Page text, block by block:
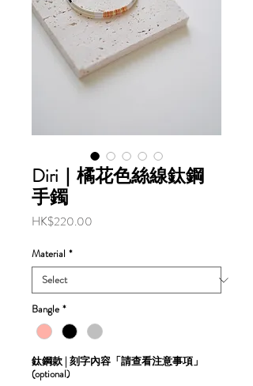
Diri｜橘花色絲線鈦鋼
手鐲
HK$220.00
Material *
Bangle *
鈦鋼款 | 刻字內容「請查看注意事項」
(optional)